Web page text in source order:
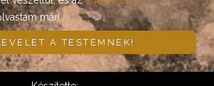
már!
A TESTEMNEK!